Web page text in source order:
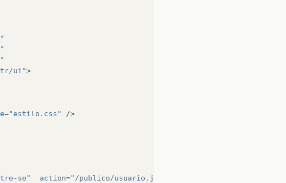
ui">
="estilo.css"
/>
se" action="/publico/usuario.jsf"